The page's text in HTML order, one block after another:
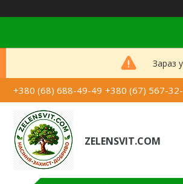
Зараз
+380 (68) 688-49-49 +380 (67) 567-
ZELENSVIT.COM